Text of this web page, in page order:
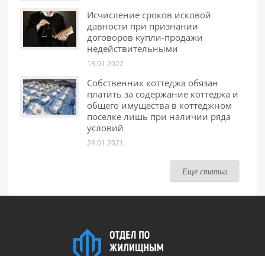
Исчисление сроков исковой
давности при признании
договоров купли-продажи
недействительными
13.01.2022
Собственник коттеджа обязан
платить за содержание коттеджа и
общего имущества в коттеджном
поселке лишь при наличии ряда
условий
24.01.2021
Еще статьи